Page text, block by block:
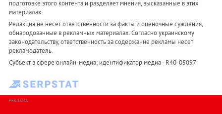
подготовке этого контента и разделяет мнения, высказанные в этих
материалах.
Редакция не несет ответственности за факты и оценочные суждения,
обнародованные в рекламных материалах. Согласно украинскому
законодательству, ответственность за содержание рекламы несет
рекламодатель.
Субъект в сфере онлайн-медиа; идентификатор медиа - R40-05097
РЕКЛАМА